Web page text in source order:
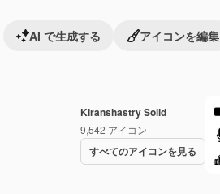
Kiranshastry Solid
9,542 アイコン
すべてのアイコンを見る
AI で生成する アイコンを編集